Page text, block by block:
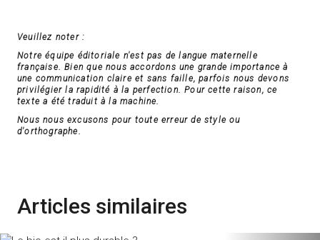
Veuillez noter :
Notre équipe éditoriale n'est pas de langue maternelle
française. Bien que nous accordons une grande importance à
une communication claire et sans faille, parfois nous devons
privilégier la rapidité à la perfection. Pour cette raison, ce
texte a été traduit à la machine.
Nous nous excusons pour toute erreur de style ou
d'orthographe.
Articles similaires